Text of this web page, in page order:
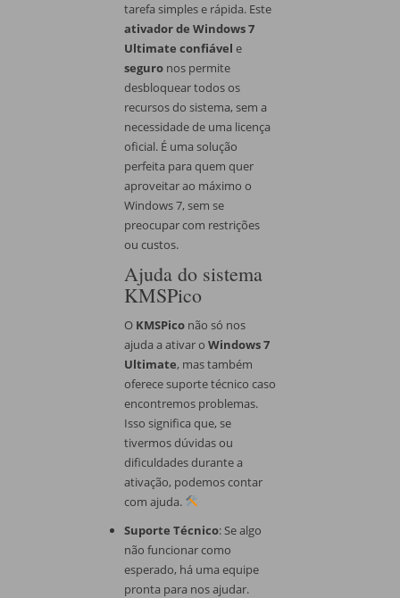
tarefa simples e rápida. Este
ativador de Windows 7
Ultimate confiável e
seguro nos permite
desbloquear todos os
recursos do sistema, sem a
necessidade de uma licença
oficial. É uma solução
perfeita para quem quer
aproveitar ao máximo o
Windows 7, sem se
preocupar com restrições
ou custos.
Ajuda do sistema
KMSPico
O KMSPico não só nos
ajuda a ativar o Windows 7
Ultimate, mas também
oferece suporte técnico caso
encontremos problemas.
Isso significa que, se
tivermos dúvidas ou
dificuldades durante a
ativação, podemos contar
com ajuda.
Suporte Técnico: Se algo
não funcionar como
esperado, há uma equipe
pronta para nos ajudar.